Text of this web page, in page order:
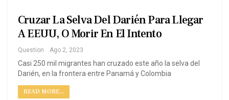
Cruzar La Selva Del Darién Para Llegar
A EEUU, O Morir En El Intento
Question Ago 2, 2023
Casi 250 mil migrantes han cruzado este año la selva del
Darién, en la frontera entre Panamá y Colombia
READ MORE...